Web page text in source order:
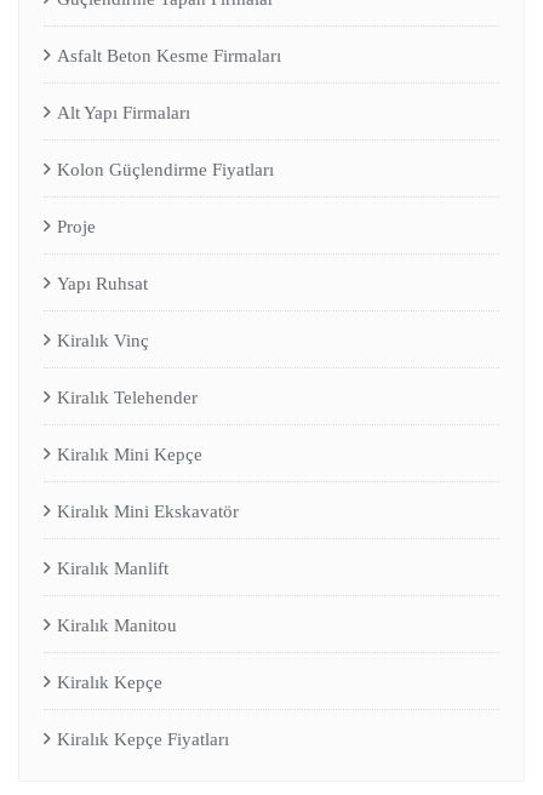
Asfalt Beton Kesme Firmaları
Alt Yapı Firmaları
Kolon Güçlendirme Fiyatları
Proje
Yapı Ruhsat
Kiralık Vinç
Kiralık Telehender
Kiralık Mini Kepçe
Kiralık Mini Ekskavatör
Kiralık Manlift
Kiralık Manitou
Kiralık Kepçe
Kiralık Kepçe Fiyatları